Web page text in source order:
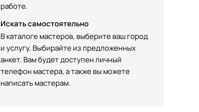
работе.
Искать самостоятельно
В каталоге мастеров, выберите ваш город
и услугу. Выбирайте из предложенных
анкет. Вам будет доступен личный
телефон мастера, а также вы можете
написать мастерам.